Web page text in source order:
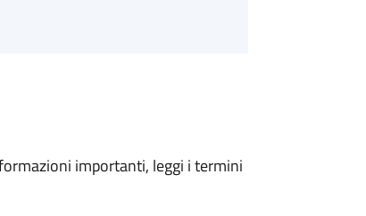
importanti, leggi i termini